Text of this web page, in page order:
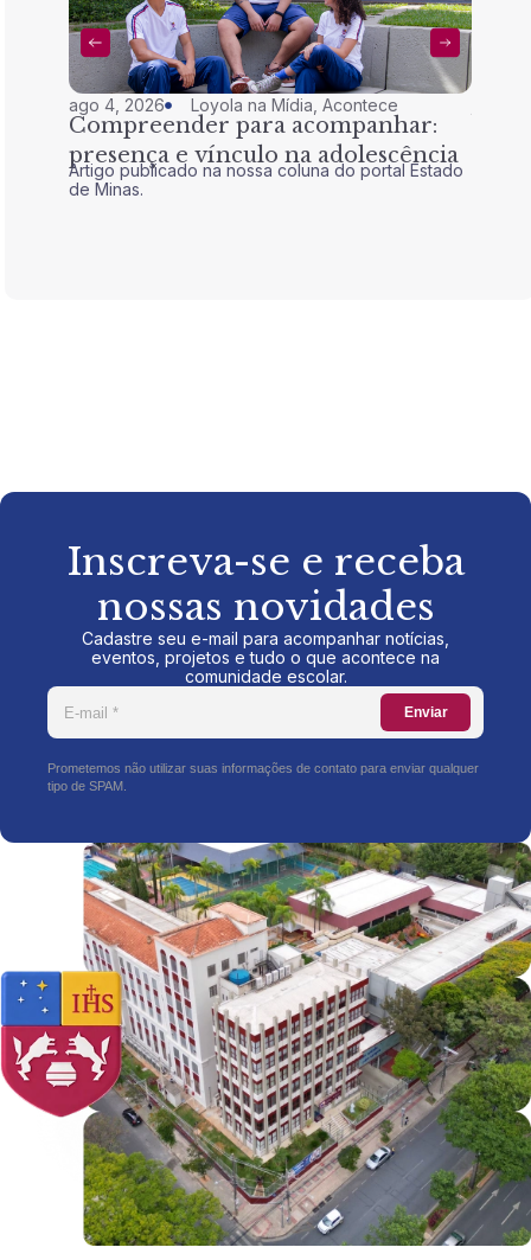
ago 4, 2026 Loyola na Mídia ,Acontece
Compreender para acompanhar:
presença e vínculo na adolescência
Artigo publicado na nossa coluna do portal Estado
de Minas.
Inscreva-se e receba
nossas novidades
Cadastre seu e-mail para acompanhar notícias,
eventos, projetos e tudo o que acontece na
comunidade escolar.
Enviar
Prometemos não utilizar suas informações de contato para enviar qualquer
tipo de SPAM.